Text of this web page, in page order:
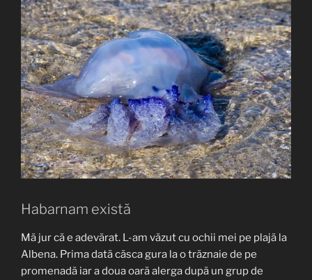
Habarnam există
Mă jur că e adevărat. L-am văzut cu ochii mei pe plajă la
Albena. Prima dată căsca gura la o trăznaie de pe
promenadă iar a doua oară alerga după un grup de